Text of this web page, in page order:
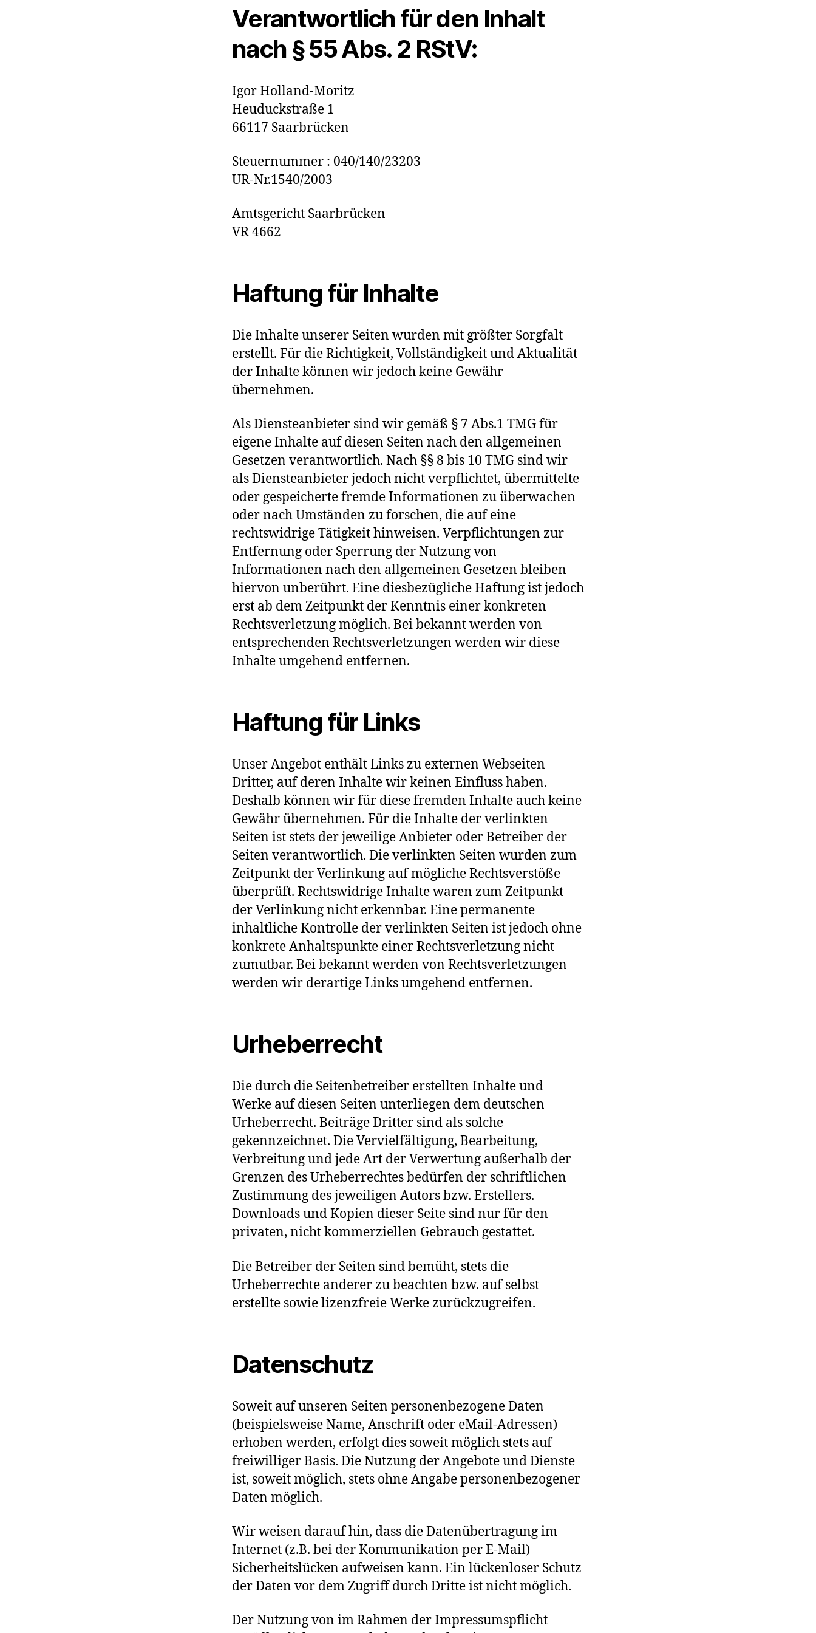
Verantwortlich für den Inhalt
nach § 55 Abs. 2 RStV:
Igor Holland-Moritz
Heuduckstraße 1
66117 Saarbrücken
Steuernummer : 040/140/23203
UR-Nr.1540/2003
Amtsgericht Saarbrücken
VR 4662
Haftung für Inhalte
Die Inhalte unserer Seiten wurden mit größter Sorgfalt
erstellt. Für die Richtigkeit, Vollständigkeit und Aktualität
der Inhalte können wir jedoch keine Gewähr
übernehmen.
Als Diensteanbieter sind wir gemäß § 7 Abs.1 TMG für
eigene Inhalte auf diesen Seiten nach den allgemeinen
Gesetzen verantwortlich. Nach §§ 8 bis 10 TMG sind wir
als Diensteanbieter jedoch nicht verpflichtet, übermittelte
oder gespeicherte fremde Informationen zu überwachen
oder nach Umständen zu forschen, die auf eine
rechtswidrige Tätigkeit hinweisen. Verpflichtungen zur
Entfernung oder Sperrung der Nutzung von
Informationen nach den allgemeinen Gesetzen bleiben
hiervon unberührt. Eine diesbezügliche Haftung ist jedoch
erst ab dem Zeitpunkt der Kenntnis einer konkreten
Rechtsverletzung möglich. Bei bekannt werden von
entsprechenden Rechtsverletzungen werden wir diese
Inhalte umgehend entfernen.
Haftung für Links
Unser Angebot enthält Links zu externen Webseiten
Dritter, auf deren Inhalte wir keinen Einfluss haben.
Deshalb können wir für diese fremden Inhalte auch keine
Gewähr übernehmen. Für die Inhalte der verlinkten
Seiten ist stets der jeweilige Anbieter oder Betreiber der
Seiten verantwortlich. Die verlinkten Seiten wurden zum
Zeitpunkt der Verlinkung auf mögliche Rechtsverstöße
überprüft. Rechtswidrige Inhalte waren zum Zeitpunkt
der Verlinkung nicht erkennbar. Eine permanente
inhaltliche Kontrolle der verlinkten Seiten ist jedoch ohne
konkrete Anhaltspunkte einer Rechtsverletzung nicht
zumutbar. Bei bekannt werden von Rechtsverletzungen
werden wir derartige Links umgehend entfernen.
Urheberrecht
Die durch die Seitenbetreiber erstellten Inhalte und
Werke auf diesen Seiten unterliegen dem deutschen
Urheberrecht. Beiträge Dritter sind als solche
gekennzeichnet. Die Vervielfältigung, Bearbeitung,
Verbreitung und jede Art der Verwertung außerhalb der
Grenzen des Urheberrechtes bedürfen der schriftlichen
Zustimmung des jeweiligen Autors bzw. Erstellers.
Downloads und Kopien dieser Seite sind nur für den
privaten, nicht kommerziellen Gebrauch gestattet.
Die Betreiber der Seiten sind bemüht, stets die
Urheberrechte anderer zu beachten bzw. auf selbst
erstellte sowie lizenzfreie Werke zurückzugreifen.
Datenschutz
Soweit auf unseren Seiten personenbezogene Daten
(beispielsweise Name, Anschrift oder eMail-Adressen)
erhoben werden, erfolgt dies soweit möglich stets auf
freiwilliger Basis. Die Nutzung der Angebote und Dienste
ist, soweit möglich, stets ohne Angabe personenbezogener
Daten möglich.
Wir weisen darauf hin, dass die Datenübertragung im
Internet (z.B. bei der Kommunikation per E-Mail)
Sicherheitslücken aufweisen kann. Ein lückenloser Schutz
der Daten vor dem Zugriff durch Dritte ist nicht möglich.
Der Nutzung von im Rahmen der Impressumspflicht